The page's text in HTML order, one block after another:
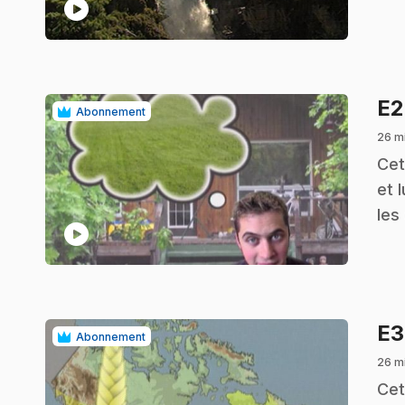
play_circle
Abonnement
play_circle
E2
26
.
et
les
Abonnement E3
26
.